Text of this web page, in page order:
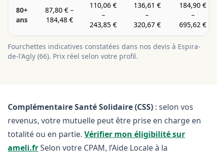
80+
ans
87,80 € –
184,48 €
110,06 €
–
243,85 €
136,61 €
–
320,67 €
184,90 €
–
695,62 €
Fourchettes indicatives constatées dans nos devis à Espira-
de-l'Agly (66). Prix réel selon votre profil.
Complémentaire Santé Solidaire (CSS) : selon vos
revenus, votre mutuelle peut être prise en charge en
totalité ou en partie. Vérifier mon éligibilité sur
ameli.frSelon votre CPAM, l’Aide Locale à la